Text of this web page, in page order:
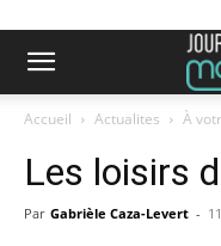
Accueil Actualites À
Les loisirs
Par Gabrièle Caza-Levert -